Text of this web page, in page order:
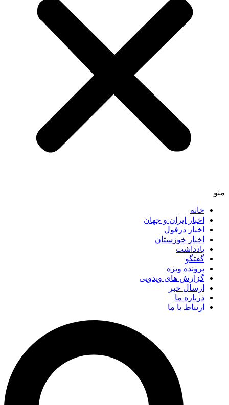
خانه
اخبار ایران و جهان
اخبار دزفول
اخبار خوزستان
یادداشت
گفتگو
پرونده ویژه
گزارش های ویدویی
ارسال خبر
درباره ما
ارتباط با ما